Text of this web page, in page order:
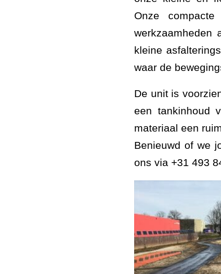
Onze
werkzaamheden
kleine
waar de
De unit is
een tankinhoud
materiaal een
Benieuwd of we
ons via +31 493